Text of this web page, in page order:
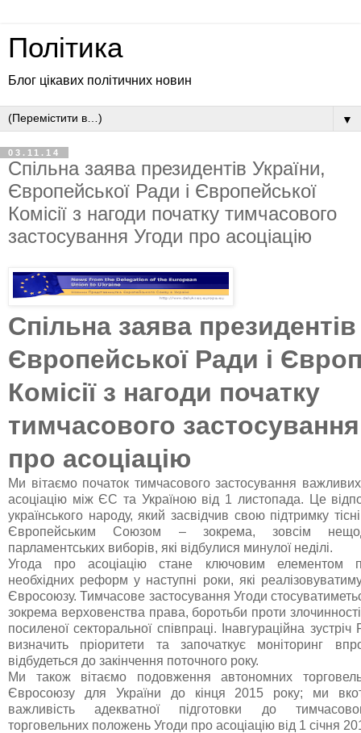
Політика
Блог цікавих політичних новин
▼
03.11.14
Спільна заява президентів України,
Європейської Ради і Європейської
Комісії з нагоди початку тимчасового
застосування Угоди про асоціацію
Спільна заява
Європейської Ради і
Комісії з нагоди початку
тимчасового
про асоціацію
Ми вітаємо початок тимчасового застосування
асоціацію між ЄС та Україною від 1 листопада. Це
українського народу, який засвідчив свою підтримку
Європейським Союзом – зокрема, зовсім
парламентських виборів, які відбулися минулої неділі.
Угода про асоціацію стане ключовим елементом
необхідних реформ у наступні роки, які
Євросоюзу. Тимчасове застосування Угоди
зокрема верховенства права, боротьби проти злочинності
посиленої секторальної співпраці. Інавгураційна зустріч
визначить пріоритети та започаткує моніторинг
відбудеться до закінчення поточного року.
Ми також вітаємо подовження автономних
Євросоюзу для України до кінця 2015 року; ми
важливість адекватної підготовки до
торговельних положень Угоди про асоціацію від 1 січня